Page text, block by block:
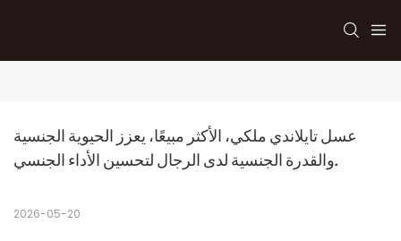
عسل تايلاندي ملكي، الأكثر مبيعًا، يعزز الحيوية الجنسية
والقدرة الجنسية لدى الرجال لتحسين الأداء الجنسي.
2026-05-20